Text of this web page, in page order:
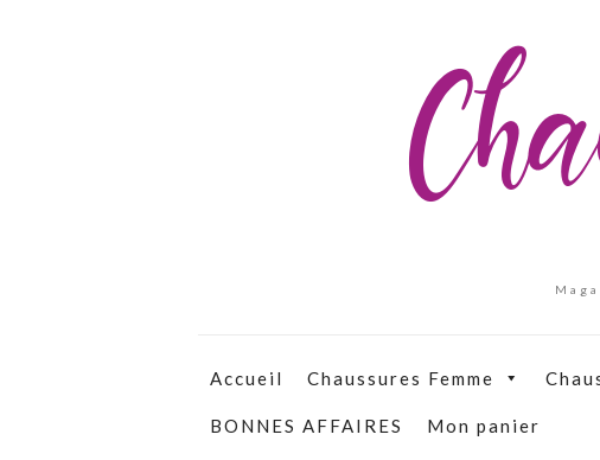
Accueil Chaussures Femme
BONNES AFFAIRES Mon panier